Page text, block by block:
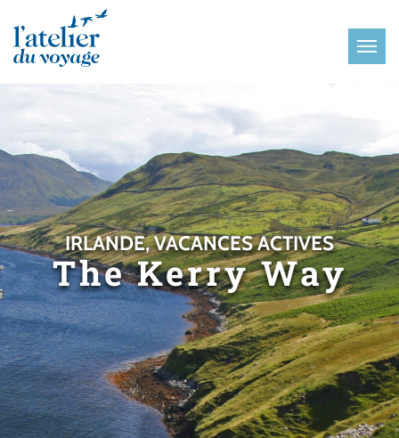
IRLANDE, VACANCES ACTIVES
The Kerry Way
Panneau de gestion des cookies